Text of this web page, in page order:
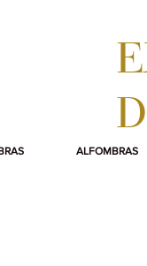
ALFOMBRAS